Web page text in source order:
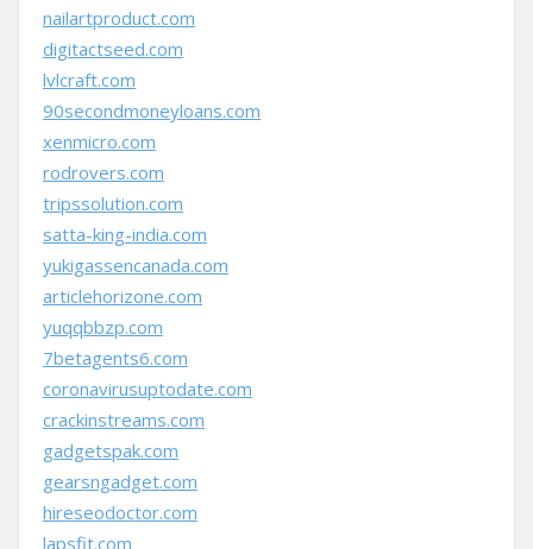
nailartproduct.com
digitactseed.com
lvlcraft.com
90secondmoneyloans.com
xenmicro.com
rodrovers.com
tripssolution.com
satta-king-india.com
yukigassencanada.com
articlehorizone.com
yuqqbbzp.com
7betagents6.com
coronavirusuptodate.com
crackinstreams.com
gadgetspak.com
gearsngadget.com
hireseodoctor.com
lapsfit.com